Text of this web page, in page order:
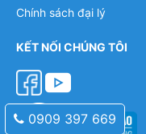
Chính sách đại lý
KẾT NỐI CHÚNG TÔI
0909 397 669